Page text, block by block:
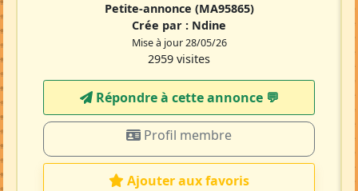
Petite-annonce (MA95865)
Crée par : Ndine
Mise à jour 28/05/26
2959 visites
Répondre à cette annonce 💬​
Profil membre
Ajouter aux favoris